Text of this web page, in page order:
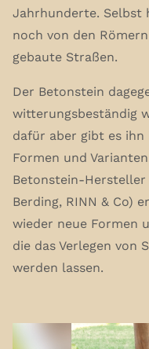
Jahrhunderte. Selbst
noch von den
gebaute Straßen.
Der Betonstein
witterungsbeständig
dafür aber gibt es ihn
Formen und
Betonstein-Hersteller
Berding, RINN & Co)
wieder neue Formen
die das Verlegen von
werden lassen.